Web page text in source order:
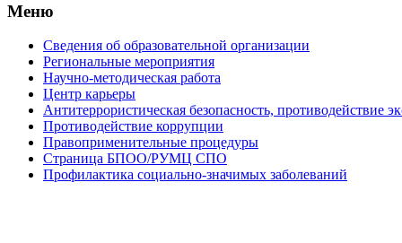
Меню
Сведения об образовательной организации
Региональные мероприятия
Научно-методическая работа
Центр карьеры
Антитеррористическая безопасность, противодействие
Противодействие коррупции
Правоприменительные процедуры
Страница БПОО/РУМЦ CПO
Профилактика социально-значимых заболеваний